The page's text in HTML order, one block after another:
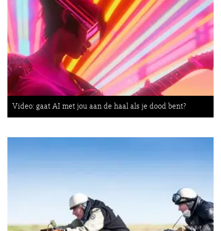
Video: gaat AI met jou aan de haal als je dood bent?